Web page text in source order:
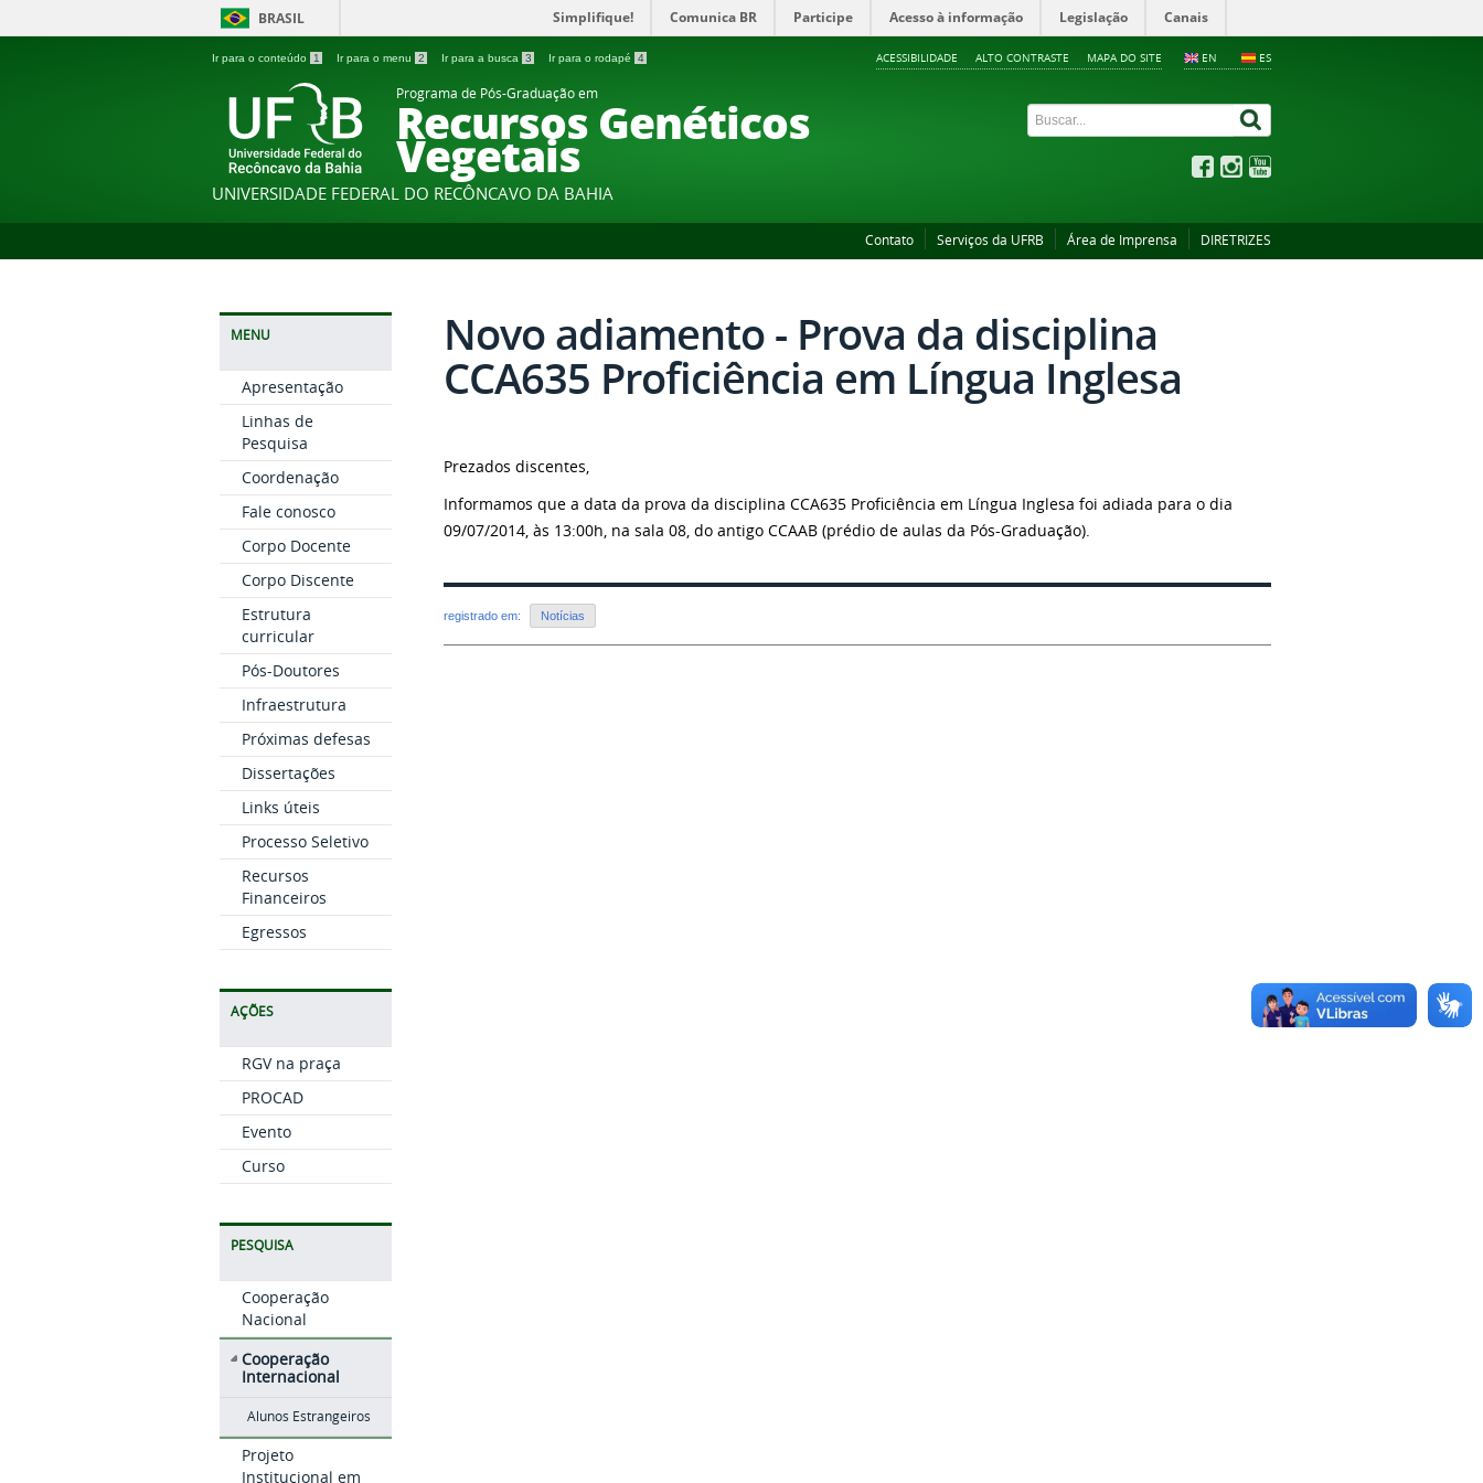
BRASIL Simplifique! Comunica BR Participe Acesso à informação Legislação Canais
Ir para o conteúdo 1 Ir para o menu 2 Ir para a busca 3 Ir para o rodapé 4 EN ES
ACESSIBILIDADE ALTO CONTRASTE MAPA DO SITE
Programa de Pós-Graduação em
Recursos Genéticos
Vegetais
UNIVERSIDADE FEDERAL DO RECÔNCAVO DA BAHIA
Contato Serviços da UFRB Área de Imprensa DIRETRIZES
MENU
Apresentação
Linhas de
Pesquisa
Coordenação
Fale conosco
Corpo Docente
Corpo Discente
Estrutura
curricular
Pós-Doutores
Infraestrutura
Próximas defesas
Dissertações
Links úteis
Processo Seletivo
Recursos
Financeiros
Egressos
AÇÕES
RGV na praça
PROCAD
Evento
Curso
PESQUISA
Cooperação
Nacional
Cooperação
Internacional
Alunos Estrangeiros
Projeto
Institucional em
Novo adiamento - Prova da disciplina
CCA635 Proficiência em Língua Inglesa
Prezados discentes,
Informamos que a data da prova da disciplina CCA635 Proficiência em Língua Inglesa foi adiada para o dia
09/07/2014, às 13:00h, na sala 08, do antigo CCAAB (prédio de aulas da Pós-Graduação).
registrado em: Notícias